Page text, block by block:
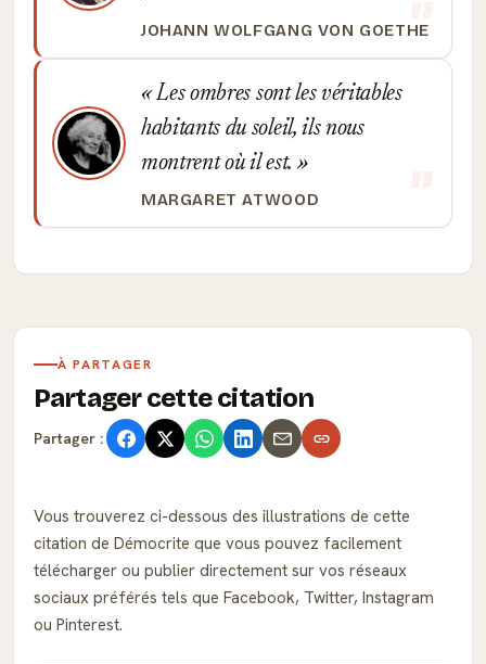
JOHANN WOLFGANG VON GOETHE
Les ombres sont les véritables
habitants du soleil, ils nous
montrent où il est.
MARGARET ATWOOD
À PARTAGER
Partager cette citation
Partager :
Vous trouverez ci-dessous des illustrations de cette
citation de Démocrite que vous pouvez facilement
télécharger ou publier directement sur vos réseaux
sociaux préférés tels que Facebook, Twitter, Instagram
ou Pinterest.